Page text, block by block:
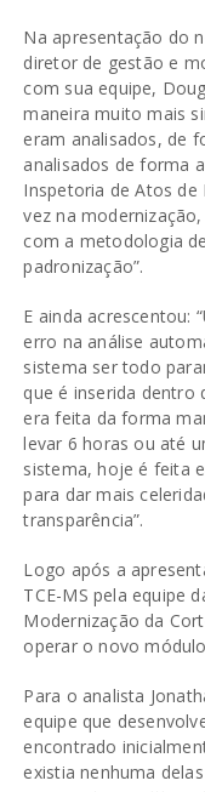
Na apresentação do
diretor de gestão e
com sua equipe,
maneira muito mais
eram analisados, de
analisados de forma
Inspetoria de Atos de
vez na
com a metodologia
padronização”.
E ainda acrescentou:
erro na análise
sistema ser todo
que é inserida dentro
era feita da forma
levar 6 horas ou até
sistema, hoje é feita
para dar mais
transparência”.
Logo após a
TCE-MS pela equipe
Modernização da
operar o novo
Para o analista
equipe que
encontrado
existia nenhuma